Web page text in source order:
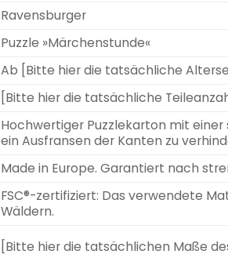
Ravensburger
Puzzle »Märchenstunde«
Ab [Bitte hier die tatsächliche
[Bitte hier die tatsächliche
Hochwertiger Puzzlekarton mit
ein Ausfransen der Kanten zu
Made in Europe. Garantiert nach
FSC®-zertifiziert: Das verwendete
Wäldern.
[Bitte hier die tatsächlichen Maße